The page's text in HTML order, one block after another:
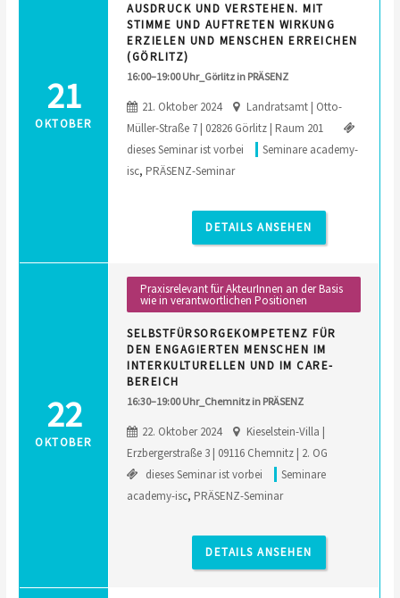
21
OKTOBER
AUSDRUCK UND VERSTEHEN. MIT
STIMME UND AUFTRETEN WIRKUNG
ERZIELEN UND MENSCHEN ERREICHEN
(GÖRLITZ)
16:00–19:00 Uhr_Görlitz in PRÄSENZ
21. Oktober 2024
Landratsamt | Otto-
Müller-Straße 7 | 02826 Görlitz | Raum 201
dieses Seminar ist vorbei
Seminare academy-
isc, PRÄSENZ-Seminar
DETAILS ANSEHEN
22
OKTOBER
Praxisrelevant für AkteurInnen an der Basis
wie in verantwortlichen Positionen
SELBSTFÜRSORGEKOMPETENZ FÜR
DEN ENGAGIERTEN MENSCHEN IM
INTERKULTURELLEN UND IM CARE-
BEREICH
16:30–19:00 Uhr_Chemnitz in PRÄSENZ
22. Oktober 2024
Kieselstein-Villa |
Erzbergerstraße 3 | 09116 Chemnitz | 2. OG
dieses Seminar ist vorbei
Seminare
academy-isc, PRÄSENZ-Seminar
DETAILS ANSEHEN